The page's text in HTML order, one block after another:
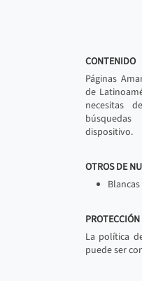
CONTENIDO
Páginas
de
necesitas
dispositivo.
OTROS DE
Blancas
La política
puede ser